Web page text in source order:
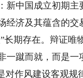
中国成立初期主
经济及其蕴含的交
长期存在。辩证唯
一蹴而就，而是一
对作风建设客观规